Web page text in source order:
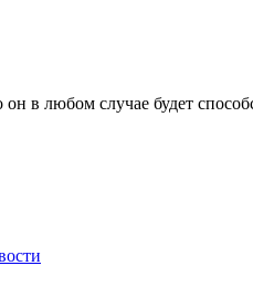
в любом случае будет